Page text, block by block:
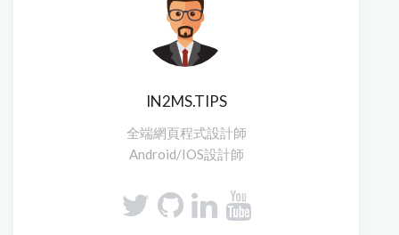
IN2MS.TIPS
全端網頁程式設計師
Android/IOS設計師